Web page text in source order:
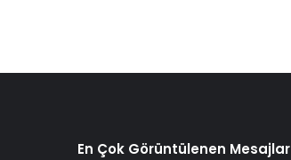
En Çok Görüntülenen Mesajlar